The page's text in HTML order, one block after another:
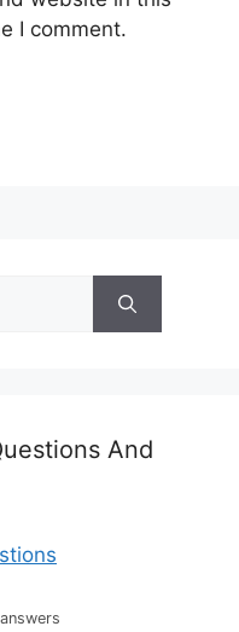
I comment.
And